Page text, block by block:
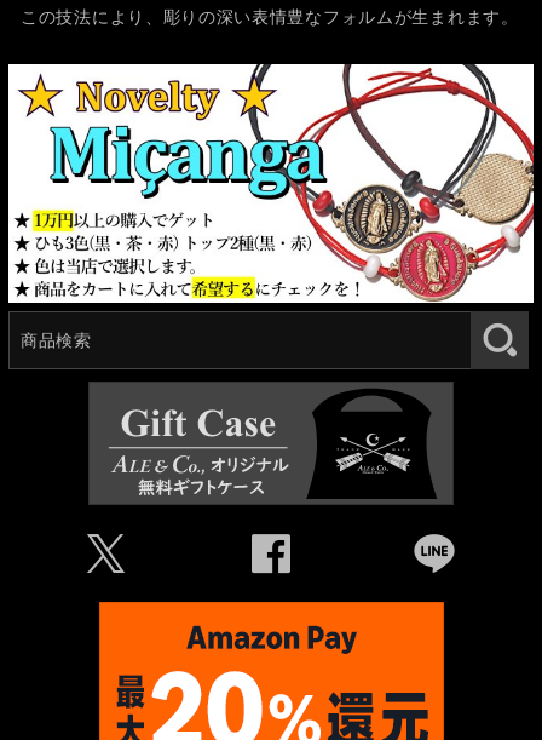
この技法により、彫りの深い表情豊なフォルムが生まれます。
Ü Û Þ